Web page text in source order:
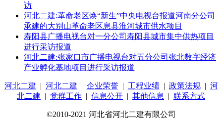
访
河北二建:革命老区焕“新生”中央电视台报道河南分公司
承建的大别山革命老区息县淮河城市供水项目
寿阳县广播电视台对一分公司寿阳县城市集中供热项目
进行采访报道
河北二建:张家口市广播电视台对五分公司张北数字经济
产业孵化基地项目进行采访报道
河北二建 | 河北二建 | 企业荣誉| 工程业绩| 政策法规| 河
北二建 | 党群工作 | 信息公开 | 其他信息 | 联系方式
©2010-2021 河北省河北二建有限公司